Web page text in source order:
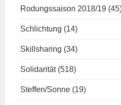
Rodungssaison 2018/19
Schlichtung (14)
Skillsharing (34)
Solidarität (518)
Steffen/Sonne (19)